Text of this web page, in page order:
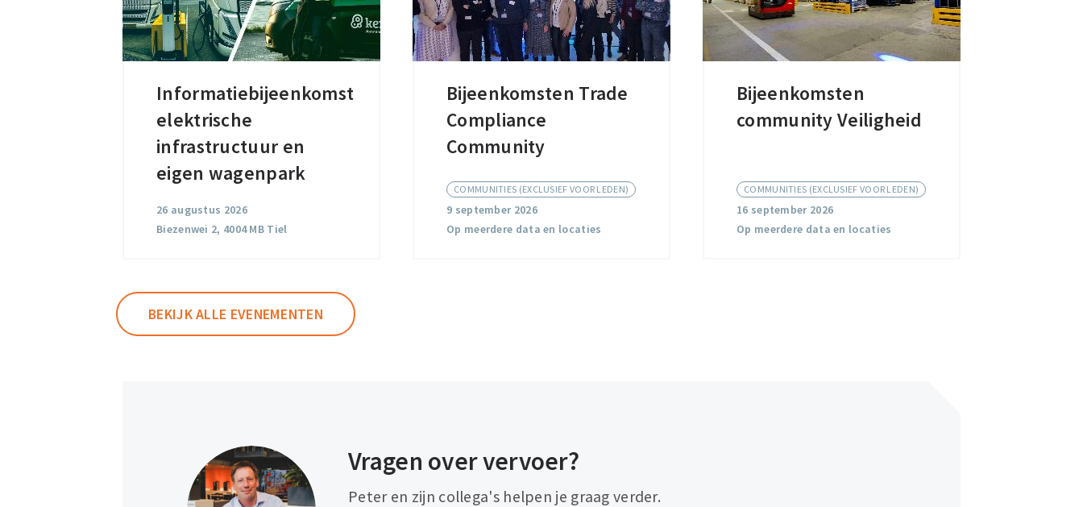
Informatiebijeenkomst
elektrische
infrastructuur en
eigen wagenpark
26 augustus 2026
Biezenwei 2, 4004 MB Tiel
Informatiebijeenkomst
elektrische
infrastructuur
en
wagenpark
Bijeenkomsten Trade
Compliance
Community
COMMUNITIES (EXCLUSIEF VOOR LEDEN)
9 september 2026
Op meerdere data en locaties
Bijeenkomsten
Trade
Compliance
Bijeenkomsten
community Veiligheid
COMMUNITIES (EXCLUSIEF VOOR LEDEN)
16 september 2026
Op meerdere data en locaties
Bijeenkomsten
community
BEKIJK ALLE EVENEMENTEN
Vragen over vervoer?
Peter en zijn collega's helpen je graag verder.